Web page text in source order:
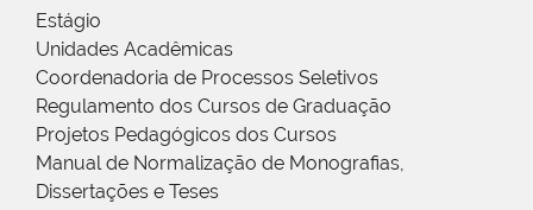
Estágio
Unidades Acadêmicas
Coordenadoria de Processos Seletivos
Regulamento dos Cursos de Graduação
Projetos Pedagógicos dos Cursos
Manual de Normalização de Monografias,
Dissertações e Teses